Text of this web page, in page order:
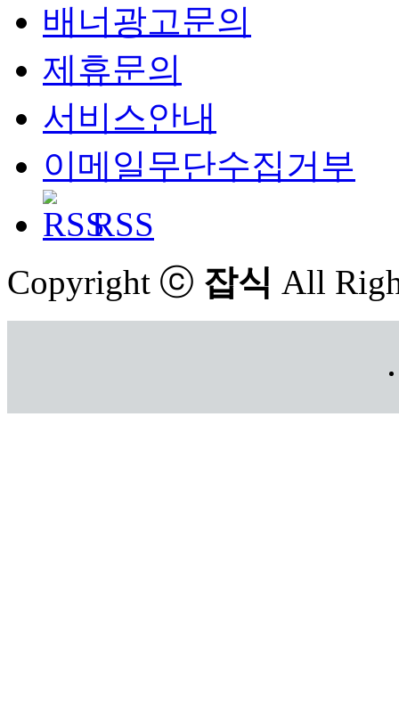
배너광고문의
제휴문의
서비스안내
이메일무단수집거부
RSS
Copyright ⓒ 잡식 All